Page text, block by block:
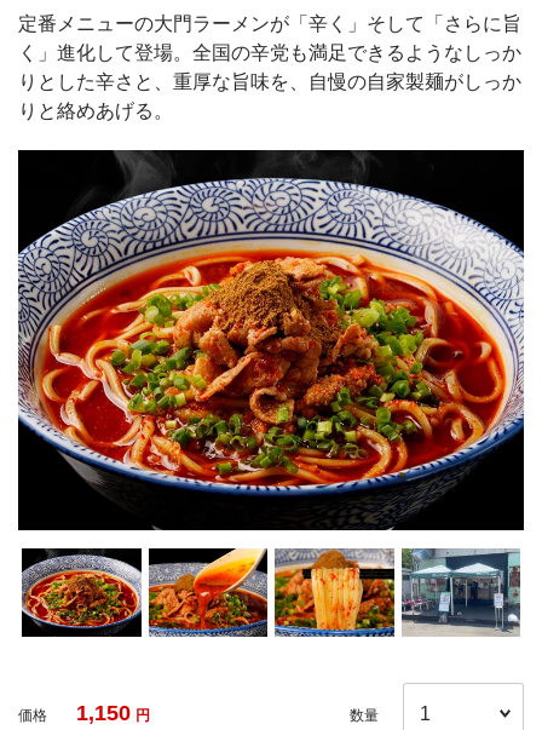
定番メニューの大門ラーメンが「辛く」そして「さらに旨
く」進化して登場。全国の辛党も満足できるようなしっか
りとした辛さと、重厚な旨味を、自慢の自家製麺がしっか
りと絡めあげる。
価格 1,150 円 数量